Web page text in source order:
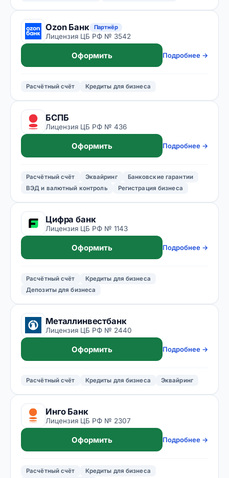
Ozon Банк Партнёр
Лицензия ЦБ РФ № 3542
Оформить Подробнее →
Расчётный счёт Кредиты для бизнеса
БСПБ
Лицензия ЦБ РФ № 436
Оформить Подробнее →
Расчётный счёт Эквайринг
Банковские гарантии
ВЭД и валютный контроль
Регистрация бизнеса
Цифра банк
Лицензия ЦБ РФ № 1143
Оформить Подробнее →
Расчётный счёт
Кредиты для бизнеса
Депозиты для бизнеса
Металлинвестбанк
Лицензия ЦБ РФ № 2440
Оформить Подробнее →
Расчётный счёт Кредиты для бизнеса Эквайринг
Инго Банк
Лицензия ЦБ РФ № 2307
Оформить Подробнее →
Расчётный счёт
Кредиты для бизнеса